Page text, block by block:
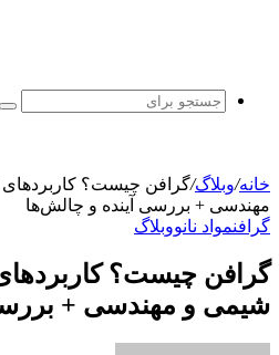
خانه/وبلاگ/گرافن چیست؟
مهندسی + بررسی آینده و چالش‌ها
گرافنمواد نانووبلاگ
گرافن چیست؟
شیمی و مهندسی +